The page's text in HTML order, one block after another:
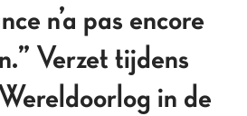
n’a pas encore
Verzet tijdens
in de